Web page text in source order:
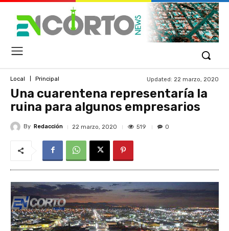
Local Principal Updated: 22 marzo, 2020
Una cuarentena representaría la
ruina para algunos empresarios
By Redacción 22 marzo, 2020 519 0